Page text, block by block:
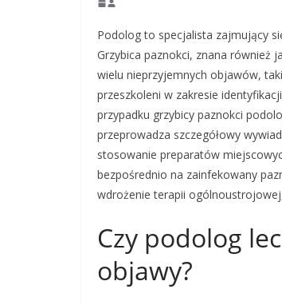
Podolog to specjalista zajmujący
Grzybica paznokci, znana również
wielu nieprzyjemnych objawów,
przeszkoleni w zakresie
przypadku grzybicy paznokci
przeprowadza szczegółowy
stosowanie preparatów
bezpośrednio na zainfekowany
wdrożenie terapii
Czy podolog
objawy?